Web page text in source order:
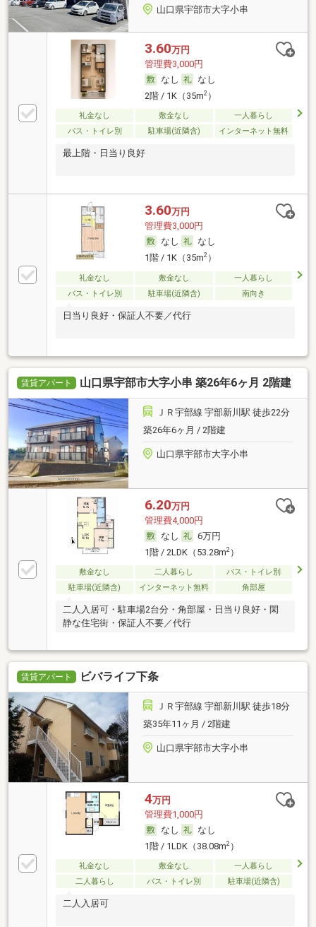
山口県宇部市大字小串
3.60万円
管理費3,000円
なし
なし
2階 / 1K（35m2）
礼金なし 敷金なし
一人暮らし
バス・トイレ別
駐車場(近隣含) インターネット無料
最上階・日当り良好
3.60万円
管理費3,000円
なし
なし
1階 / 1K（35m2）
礼金なし 敷金なし
一人暮らし
バス・トイレ別
駐車場(近隣含) 南向き
日当り良好・保証人不要／代行
賃貸アパート 山口県宇部市大字小串 築26年6ヶ月 2階建
ＪＲ宇部線 宇部新川駅 徒歩22分
築26年6ヶ月 / 2階建
山口県宇部市大字小串
6.20万円
管理費4,000円
なし
6万円
1階 / 2LDK（53.28m2）
敷金なし 二人暮らし
バス・トイレ別
駐車場(近隣含)
インターネット無料 角部屋
二人入居可・駐車場2台分・角部屋・日当り良好・閑
静な住宅街・保証人不要／代行
賃貸アパート ビバライフ下条
ＪＲ宇部線 宇部新川駅 徒歩18分
築35年11ヶ月 / 2階建
山口県宇部市大字小串
4万円
管理費1,000円
なし
なし
1階 / 1LDK（38.08m2）
礼金なし 敷金なし
一人暮らし
二人暮らし
バス・トイレ別 駐車場(近隣含)
二人入居可